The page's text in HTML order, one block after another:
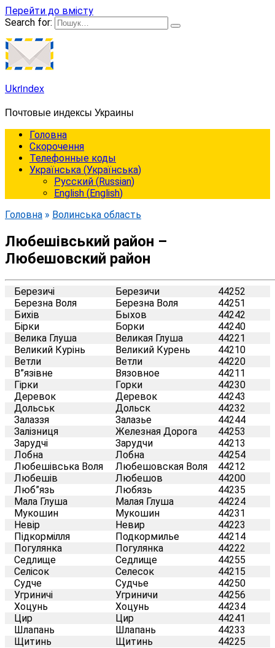
Перейти до вмісту
Search for:
Ukrindex
Почтовые индексы Украины
Головна
Cкорочення
Телефонные коды
Українська (Українська)
Русский (Russian)
English (English)
Головна » Волинська область
Любешівський район –
Любешовский район
Березичі Березичи
44252
Березна Воля
Березна Воля
44251
Бихів
Быхов
44242
Бірки
Борки
44240
Велика Глуша
Великая Глуша
44221
Великий Курінь
Великий Курень
44210
Ветли
Ветли
44220
В”язівне
Вязовное
44211
Гірки
Горки
44230
Деревок
Деревок
44243
Дольськ
Дольск
44232
Залаззя
Залазье
44244
Залізниця
Железная Дорога
44253
Зарудчі
Зарудчи
44213
Лобна
Лобна
44254
Любешівська Воля
Любешовская Воля
44212
Любешів
Любешов
44200
Люб”язь
Любязь
44235
Мала Глуша
Малая Глуша
44224
Мукошин
Мукошин
44231
Невір
Невир
44223
Підкормілля
Подкормилье
44214
Погулянка
Погулянка
44222
Седлище
Седлище
44255
Селісок
Селесок
44215
Судче
Судчье
44250
Угриничі
Угриничи
44256
Хоцунь
Хоцунь
44234
Цир
Цир
44241
Шлапань
Шлапань
44233
Щитинь
Щитинь 44225